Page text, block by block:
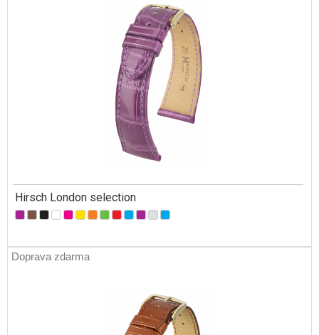
Hirsch London selection
Doprava zdarma